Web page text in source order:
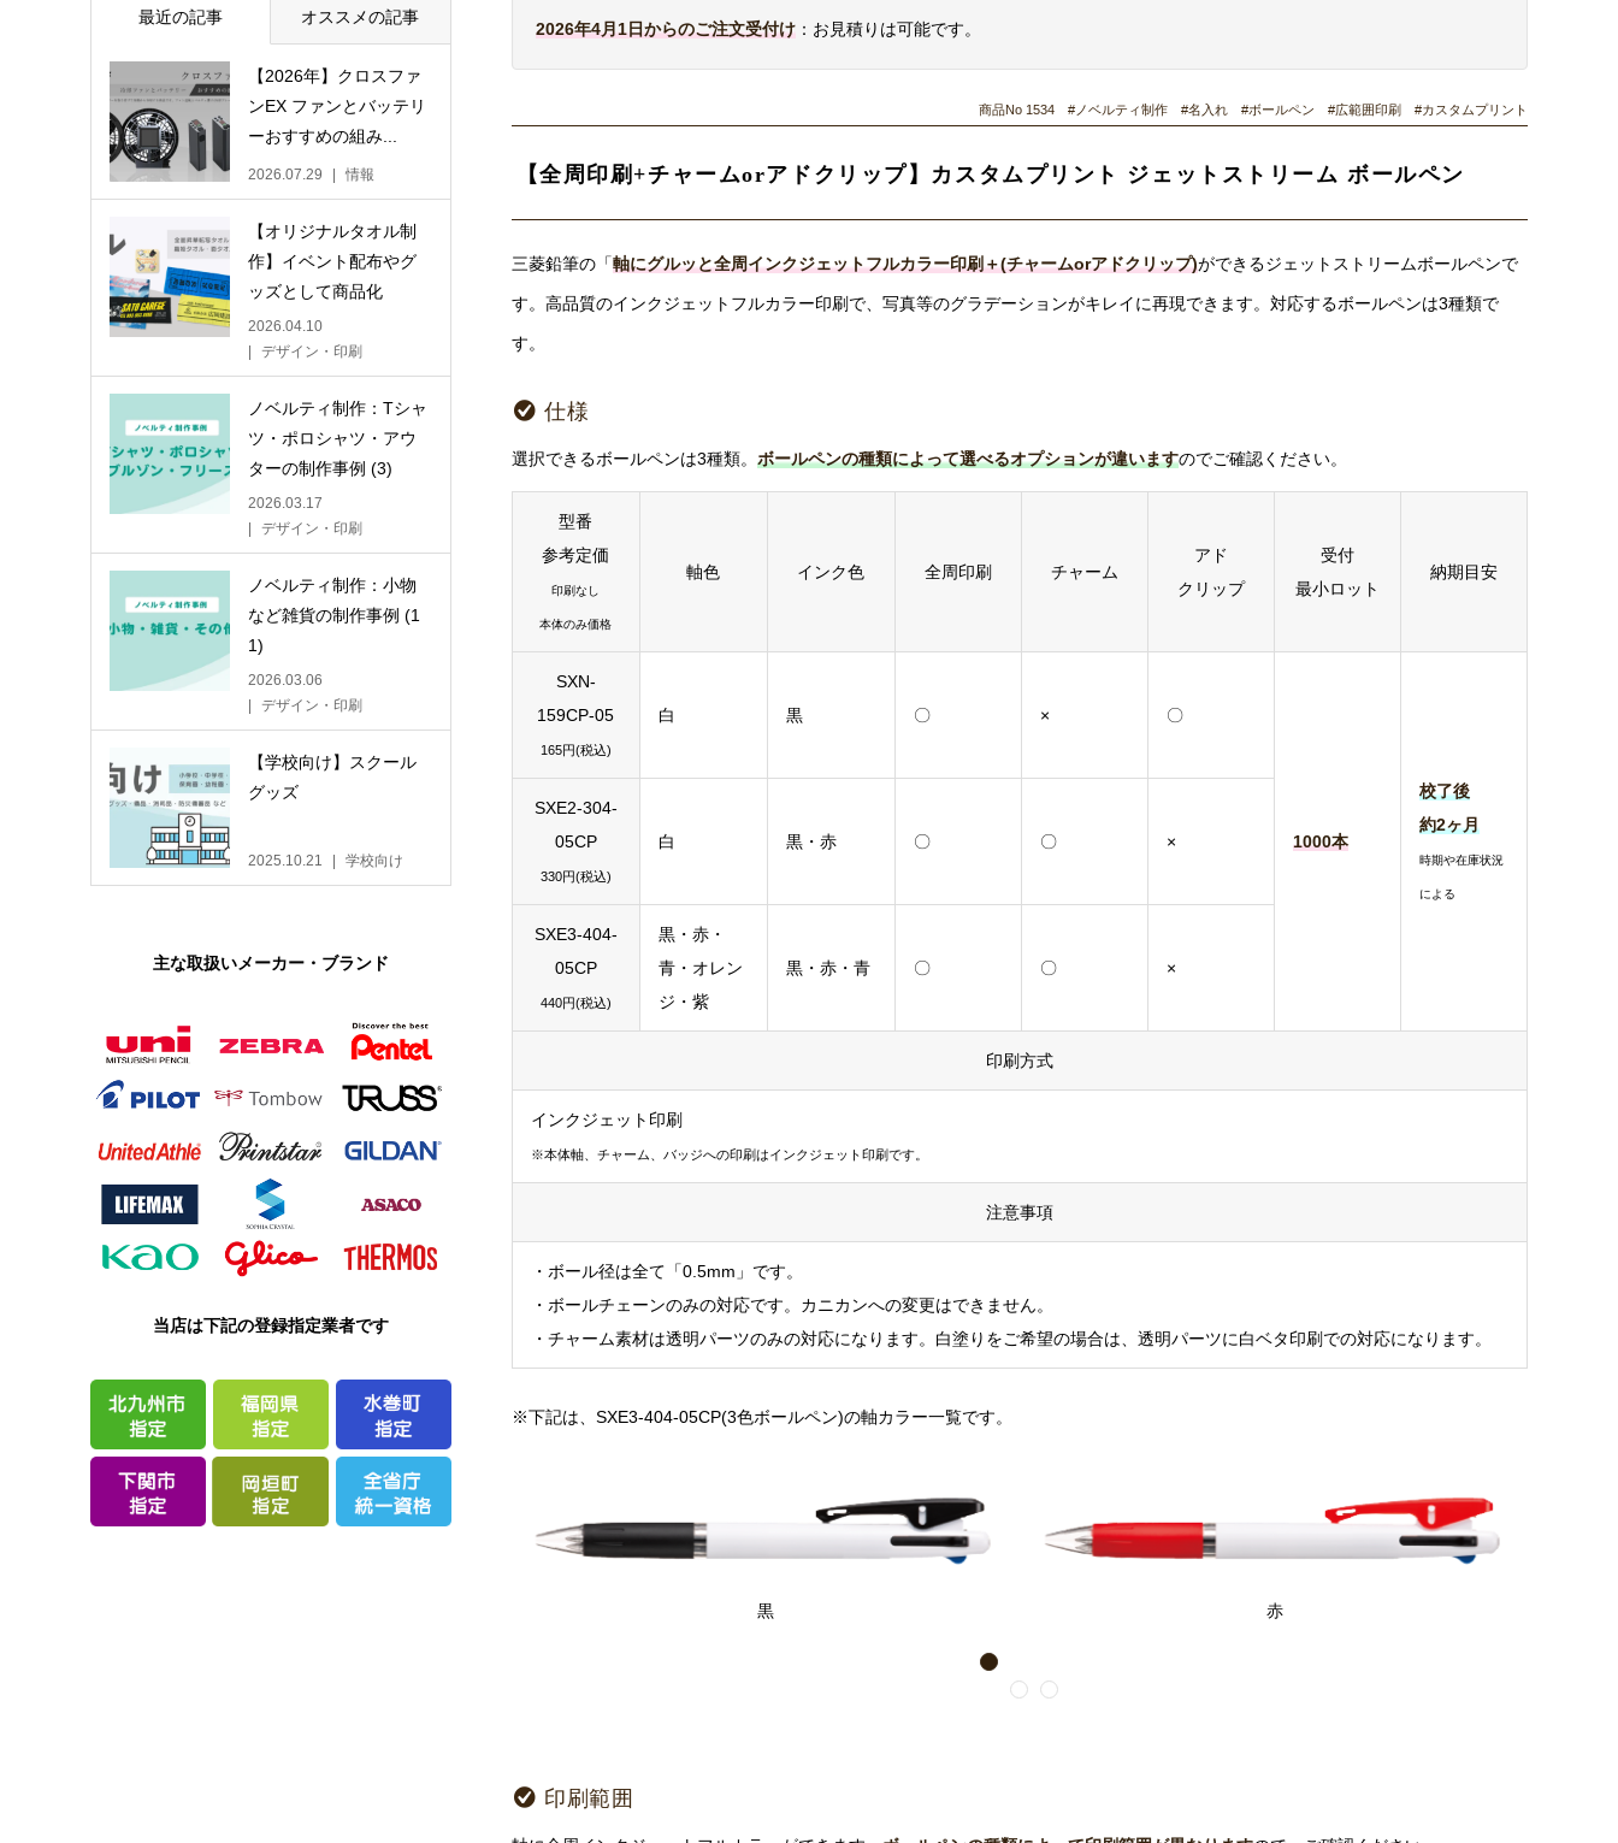
2026年4月1日からのご注文受付け：お見積りは可能です。
商品No 1534 #ノベルティ制作 #名入れ #ボールペン #広範囲印刷 #カスタムプリント
【全周印刷+チャームorアドクリップ】カスタムプリント ジェットストリーム ボールペン
三菱鉛筆の「軸にグルッと全周インクジェットフルカラー印刷＋(チャームorアドクリップ)ができるジェットストリームボールペンで
す。高品質のインクジェットフルカラー印刷で、写真等のグラデーションがキレイに再現できます。対応するボールペンは3種類で
す。
仕様
選択できるボールペンは3種類。 ボールペンの種類によって選べるオプションが違いますのでご確認ください。
型番
参考定価
印刷なし
本体のみ価格
軸色 インク色 全周印刷 チャーム
アド
クリップ
受付
最小ロット
納期目安
SXN-
159CP-05
165円(税込)
白 黒 〇 × 〇
1000本
校了後
約2ヶ月
時期や在庫状況
による
SXE2-304-
05CP
330円(税込)
白 黒・赤 〇 〇 ×
SXE3-404-
05CP
440円(税込)
黒・赤・
青・オレン
ジ・紫
黒・赤・青 〇 〇 ×
印刷方式
インクジェット印刷
※本体軸、チャーム、バッジへの印刷はインクジェット印刷です。
注意事項
・ボール径は全て「0.5mm」です。
・ボールチェーンのみの対応です。カニカンへの変更はできません。
・チャーム素材は透明パーツのみの対応になります。白塗りをご希望の場合は、透明パーツに白ベタ印刷での対応になります。
※下記は、SXE3-404-05CP(3色ボールペン)の軸カラー一覧です。
黒 赤
1
印刷範囲
最近の記事 オススメの記事
【2026年】クロスファ
ンEX ファンとバッテリ
ーおすすめの組み...
2026.07.29 情報
【オリジナルタオル制
作】イベント配布やグ
ッズとして商品化
2026.04.10
デザイン・印刷
ノベルティ制作：Tシャ
ツ・ポロシャツ・アウ
ターの制作事例 (3)
2026.03.17
デザイン・印刷
ノベルティ制作：小物
など雑貨の制作事例 (1
1)
2026.03.06
デザイン・印刷
【学校向け】スクール
グッズ
2025.10.21 学校向け
主な取扱いメーカー・ブランド
当店は下記の登録指定業者です